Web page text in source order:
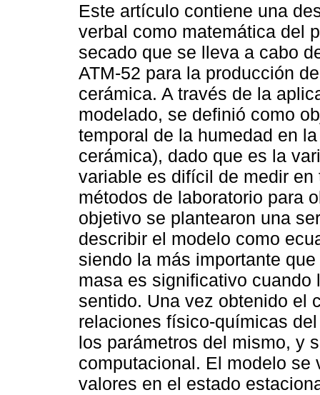
Este artículo contiene una
verbal como matemática del
secado que se lleva a cabo
ATM-52 para la producción
cerámica. A través de la
modelado, se definió como
temporal de la humedad en
cerámica), dado que es la
variable es difícil de medir
métodos de laboratorio para
objetivo se plantearon una
describir el modelo como
siendo la más importante
masa es significativo
sentido. Una vez obtenido el
relaciones físico-químicas
los parámetros del mismo, y
computacional. El modelo
valores en el estado